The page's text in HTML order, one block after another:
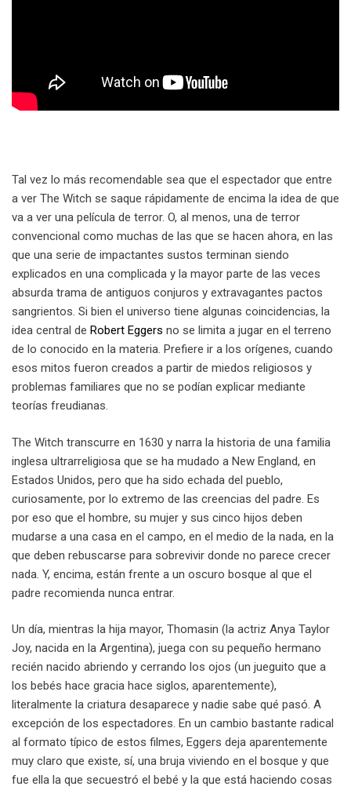
Tal vez lo más recomendable sea que el espectador que entre
a ver The Witch se saque rápidamente de encima la idea de que
va a ver una película de terror. O, al menos, una de terror
convencional como muchas de las que se hacen ahora, en las
que una serie de impactantes sustos terminan siendo
explicados en una complicada y la mayor parte de las veces
absurda trama de antiguos conjuros y extravagantes pactos
sangrientos. Si bien el universo tiene algunas coincidencias, la
idea central de Robert Eggers no se limita a jugar en el terreno
de lo conocido en la materia. Prefiere ir a los orígenes, cuando
esos mitos fueron creados a partir de miedos religiosos y
problemas familiares que no se podían explicar mediante
teorías freudianas.
The Witch transcurre en 1630 y narra la historia de una familia
inglesa ultrarreligiosa que se ha mudado a New England, en
Estados Unidos, pero que ha sido echada del pueblo,
curiosamente, por lo extremo de las creencias del padre. Es
por eso que el hombre, su mujer y sus cinco hijos deben
mudarse a una casa en el campo, en el medio de la nada, en la
que deben rebuscarse para sobrevivir donde no parece crecer
nada. Y, encima, están frente a un oscuro bosque al que el
padre recomienda nunca entrar.
Un día, mientras la hija mayor, Thomasin (la actriz Anya Taylor
Joy, nacida en la Argentina), juega con su pequeño hermano
recién nacido abriendo y cerrando los ojos (un jueguito que a
los bebés hace gracia hace siglos, aparentemente),
literalmente la criatura desaparece y nadie sabe qué pasó. A
excepción de los espectadores. En un cambio bastante radical
al formato típico de estos filmes, Eggers deja aparentemente
muy claro que existe, sí, una bruja viviendo en el bosque y que
fue ella la que secuestró el bebé y la que está haciendo cosas